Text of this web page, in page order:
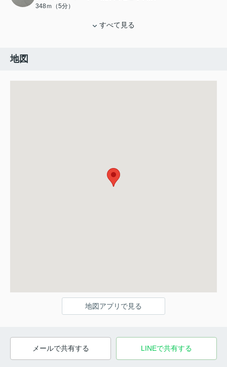
348ｍ（5分）
すべて見る
地図
地図アプリで見る
メールで共有する LINEで共有する